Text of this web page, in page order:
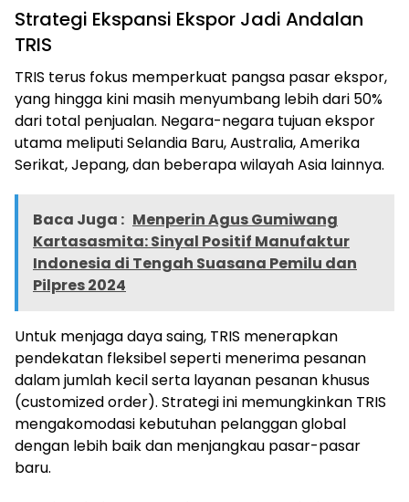
Strategi Ekspansi Ekspor Jadi Andalan
TRIS
TRIS terus fokus memperkuat pangsa pasar ekspor,
yang hingga kini masih menyumbang lebih dari 50%
dari total penjualan. Negara-negara tujuan ekspor
utama meliputi Selandia Baru, Australia, Amerika
Serikat, Jepang, dan beberapa wilayah Asia lainnya.
Baca Juga : Menperin Agus Gumiwang
Kartasasmita: Sinyal Positif Manufaktur
Indonesia di Tengah Suasana Pemilu dan
Pilpres 2024
Untuk menjaga daya saing, TRIS menerapkan
pendekatan fleksibel seperti menerima pesanan
dalam jumlah kecil serta layanan pesanan khusus
(customized order). Strategi ini memungkinkan TRIS
mengakomodasi kebutuhan pelanggan global
dengan lebih baik dan menjangkau pasar-pasar
baru.